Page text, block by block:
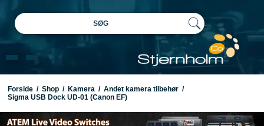
SØG
Forside / Shop / Kamera / Andet kamera tilbehør /
Sigma USB Dock UD-01 (Canon EF)